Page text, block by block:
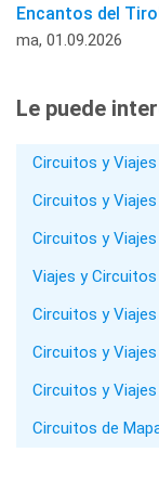
Encantos del
ma, 01.09.2026
Le puede
Circuitos y
Circuitos y
Circuitos y
Viajes y
Circuitos y
Circuitos y
Circuitos y
Circuitos de